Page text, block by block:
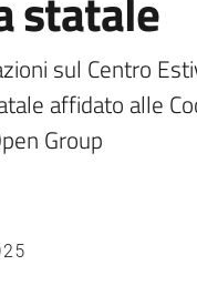
sul Centro
affidato alle
Group